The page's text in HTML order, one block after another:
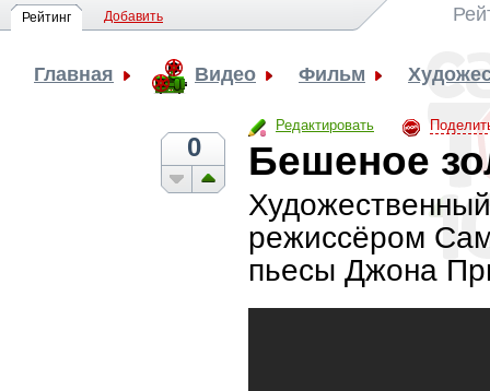
Рейтинг Добавить
Главная Видео Фильм
Редактировать
0 Бешеное
режиссёром
пьесы Джона